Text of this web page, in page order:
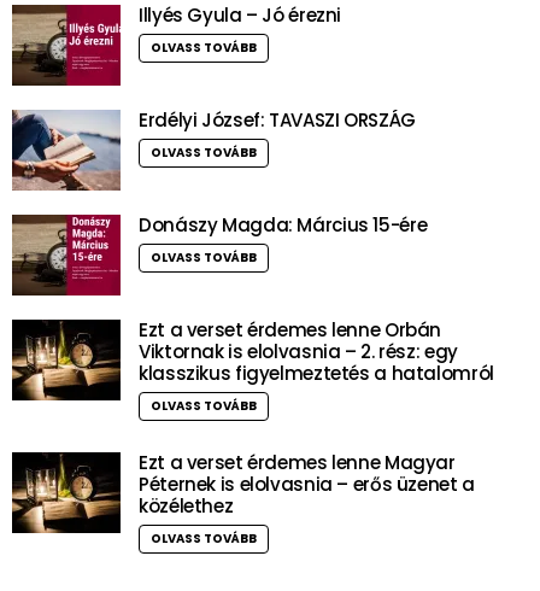
Illyés Gyula – Jó érezni
OLVASS TOVÁBB
Erdélyi József: TAVASZI ORSZÁG
OLVASS TOVÁBB
Donászy Magda: Március 15-ére
OLVASS TOVÁBB
Ezt a verset érdemes lenne Orbán
Viktornak is elolvasnia – 2. rész: egy
klasszikus figyelmeztetés a hatalomról
OLVASS TOVÁBB
Ezt a verset érdemes lenne Magyar
Péternek is elolvasnia – erős üzenet a
közélethez
OLVASS TOVÁBB